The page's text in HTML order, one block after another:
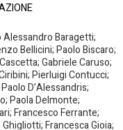
Baragetti;
Bellicini; Paolo Biscaro;
Gabriele Caruso;
Pierluigi Contucci;
D’Alessandris;
Paola Delmonte;
Francesco Ferrante;
Francesca Gioia;